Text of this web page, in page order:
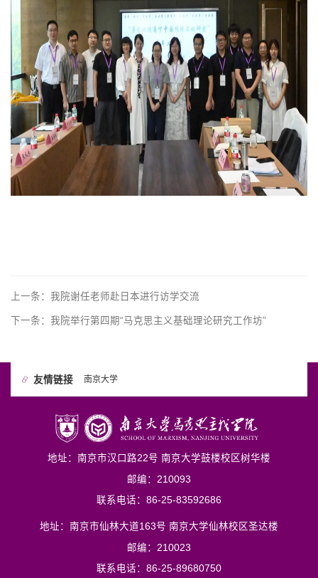
上一条： 我院谢任老师赴日本进行访学交流
下一条： 我院举行第四期“马克思主义基础理论研究工作坊”
友情链接 南京大学
地址：南京市汉口路22号 南京大学鼓楼校区树华楼
邮编：210093
联系电话：86-25-83592686
地址：南京市仙林大道163号 南京大学仙林校区圣达楼
邮编：210023
联系电话：86-25-89680750